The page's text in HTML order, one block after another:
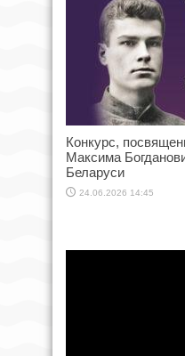
Конкурс,
Максима
Беларуси
24.06.2026 14:45